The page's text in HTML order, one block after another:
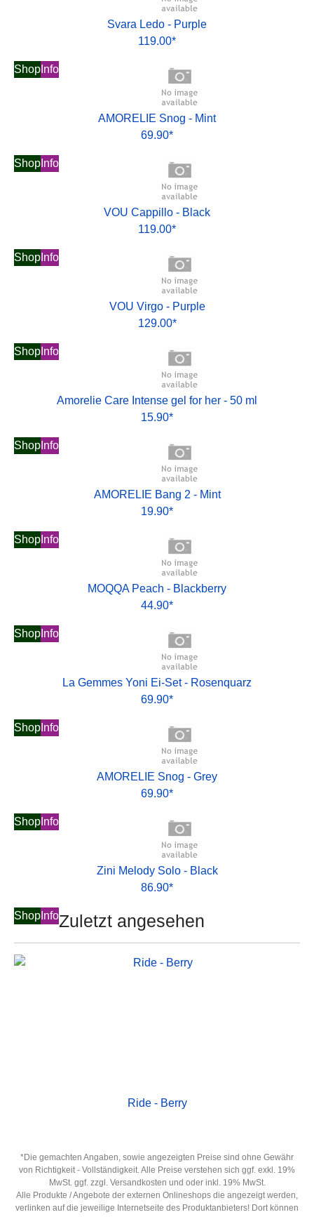
Svara Ledo - Purple
119.00*
Shop Info
AMORELIE Snog - Mint
69.90*
Shop Info
VOU Cappillo - Black
119.00*
Shop Info
VOU Virgo - Purple
129.00*
Shop Info
Amorelie Care Intense gel for her - 50 ml
15.90*
Shop Info
AMORELIE Bang 2 - Mint
19.90*
Shop Info
MOQQA Peach - Blackberry
44.90*
Shop Info
La Gemmes Yoni Ei-Set - Rosenquarz
69.90*
Shop Info
AMORELIE Snog - Grey
69.90*
Shop Info
Zini Melody Solo - Black
86.90*
Shop InfoZuletzt angesehen
Ride - Berry
*Die gemachten Angaben, sowie angezeigten Preise sind ohne Gewähr
von Richtigkeit - Vollständigkeit. Alle Preise verstehen sich ggf. exkl. 19%
MwSt. ggf. zzgl. Versandkosten und oder inkl. 19% MwSt.
Alle Produkte / Angebote der externen Onlineshops die angezeigt werden,
verlinken auf die jeweilige Internetseite des Produktanbieters! Dort können